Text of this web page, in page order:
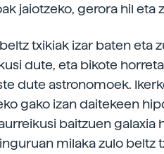
jaiotzeko, gerora hil eta
txikiak izar baten eta
dute, eta bikote
dute astronomoek.
gako izan daitekeen
baitzuen galaxia
milaka zulo beltz